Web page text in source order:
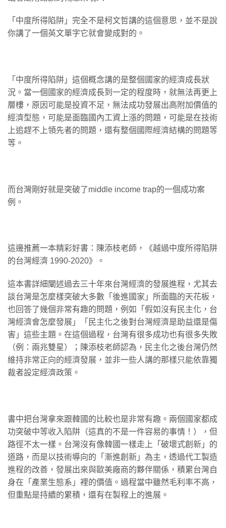
「中度所得陷阱」完全不是柯文哲講的這個意思，並不是說
你講了一個英文單字它就會變成對的。
「中度所得陷阱」這個概念講的是整個國家的經濟成長狀
況。當一個國家的經濟成長到一定的程度時，就無法再更上
層樓，原因可能是投資不足，無法成功發展出高附加價值的
經濟型態，可能是面臨國內工資上漲的問題，可能是在技術
上追趕不上領先者的問題，還有整個國際經濟結構的問題等
等。
而台灣剛好就是突破了middle income trap的一個成功案
例。
這邊推薦一本精彩好書：陳添枝老師，《越過中度所得陷阱
的台灣經濟 1990-2020》。
這本書詳細闡述過去三十年來台灣經濟的發展進程，尤其去
談台灣是怎麼樣突破大多數「後進國家」所面臨的天花板，
也回答了幾個非常有趣的問題，例如「假如沒有民主化，台
灣經濟會怎麼發展」「民主化之後對台灣經濟是助益還是傷
害」這些主題。在這個過程，台灣有很多成功也有很多失敗
（例：兩兆雙星）；陳添枝老師認為，民主化之後台灣仍然
維持非常正向的經濟發展，並非一些人講的那樣只能依靠獨
裁者設定經濟政策。
書中把台灣拿來跟韓國的比較也是非常有趣。兩個國家都成
功突破中等收入陷阱（這真的不是一件容易的事情！），但
路徑不太一樣。台灣沒有像韓國一樣走上「破壞式創新」的
道路，而是以技術導向的「漸進創新」為主，透過代工製造
進程的改善，發展出來與歐美廠商的夥伴關係，積累台灣自
身在「產業生態系」裡的價值。過程當中雖然毛利率不高，
但重點是持續的累積，還有在製程上的進展。